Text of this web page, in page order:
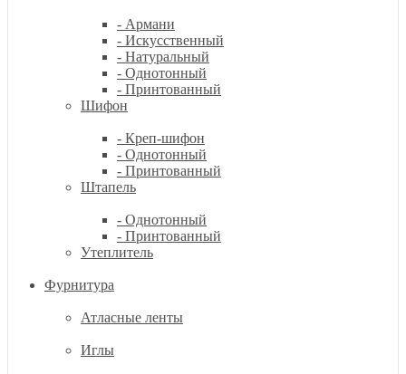
- Армани
- Искусственный
- Натуральный
- Однотонный
- Принтованный
Шифон
- Креп-шифон
- Однотонный
- Принтованный
Штапель
- Однотонный
- Принтованный
Утеплитель
Фурнитура
Атласные ленты
Иглы